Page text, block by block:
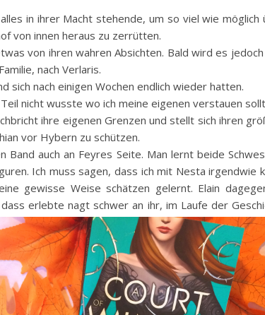
in ihrer Macht stehende, um so viel wie möglich
von innen heraus zu zerrütten.
von ihren wahren Absichten. Bald wird es
nach Verlaris.
sich nach einigen Wochen endlich wieder hatten.
nicht wusste wo ich meine eigenen verstauen
ihre eigenen Grenzen und stellt sich ihren
vor Hybern zu schützen.
auch an Feyres Seite. Man lernt beide
Ich muss sagen, dass ich mit Nesta irgendwie
gewisse Weise schätzen gelernt. Elain
erlebte nagt schwer an ihr, im Laufe der